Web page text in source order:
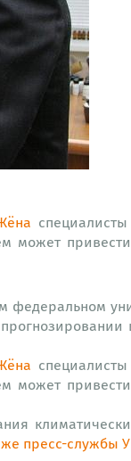
может
федеральном
может
пресс-службы